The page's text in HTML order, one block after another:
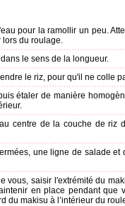
pour la ramollir un peu.
du roulage.
le sens de la longueur.
le riz, pour qu'il ne colle
étaler de manière
centre de la couche de riz
une ligne de salade et
vous, saisir l'extrémité du
en place pendant que
du makisu à l’intérieur du